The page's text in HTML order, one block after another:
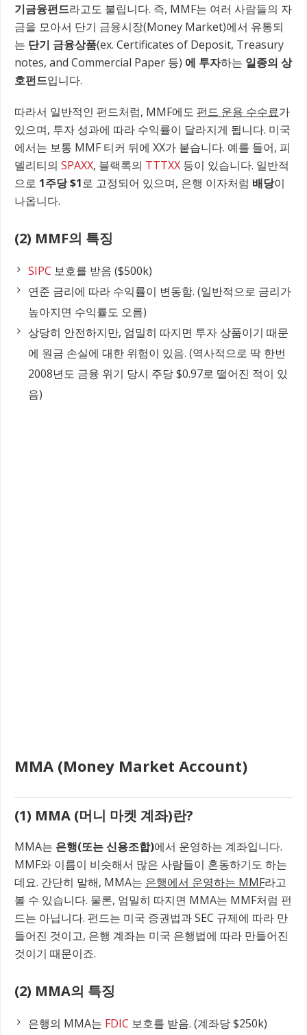
기금융펀드라고도 불립니다. 즉, MMF는 여러 사람들의 자
금을 모아서 단기 금융시장(Money Market)에서 유통되
는 단기 금융상품(ex. Certificates of Deposit, Treasury
notes, and Commercial Paper 등) 에 투자하는 일종의 상
호펀드입니다.
따라서 일반적인 펀드처럼, MMF에도 펀드 운용 수수료가
있으며, 투자 성과에 따라 수익률이 달라지게 됩니다. 미국
에서는 보통 MMF 티커 뒤에 XX가 붙습니다. 예를 들어, 피
델리티의 SPAXX, 블랙록의 TTTXX 등이 있습니다. 일반적
으로 1주당 $1로 고정되어 있으며, 은행 이자처럼 배당이
나옵니다.
(2) MMF의 특징
SIPC 보호를 받음 ($500k)
연준 금리에 따라 수익률이 변동함. (일반적으로 금리가
높아지면 수익률도 오름)
상당히 안전하지만, 엄밀히 따지면 투자 상품이기 때문
에 원금 손실에 대한 위험이 있음. (역사적으로 딱 한번
2008년도 금융 위기 당시 주당 $0.97로 떨어진 적이 있
음)
MMA (Money Market Account)
(1) MMA (머니 마켓 계좌)란?
MMA는 은행(또는 신용조합)에서 운영하는 계좌입니다.
MMF와 이름이 비슷해서 많은 사람들이 혼동하기도 하는
데요. 간단히 말해, MMA는 은행에서 운영하는 MMF라고
볼 수 있습니다. 물론, 엄밀히 따지면 MMA는 MMF처럼 펀
드는 아닙니다. 펀드는 미국 증권법과 SEC 규제에 따라 만
들어진 것이고, 은행 계좌는 미국 은행법에 따라 만들어진
것이기 때문이죠.
(2) MMA의 특징
은행의 MMA는 FDIC 보호를 받음. (계좌당 $250k)